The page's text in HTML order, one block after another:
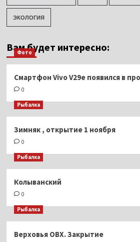
ЭКОЛОГИЯ
Вам будет интересно:
Фото
Смартфон Vivo V29e появился в
0
Рыбалка
Зимняк , открытие 1 ноября
0
Рыбалка
Колыванский
0
Рыбалка
Верховья ОВХ. Закрытие